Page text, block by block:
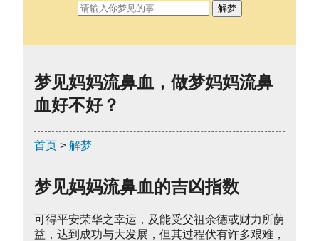
梦见妈妈流鼻血，做梦妈妈流鼻
血好不好？
首页 > 解梦
梦见妈妈流鼻血的吉凶指数
可得平安荣华之幸运，及能受父祖余德或财力所荫
益，达到成功与大发展，但其过程伏有许多艰难，
解梦